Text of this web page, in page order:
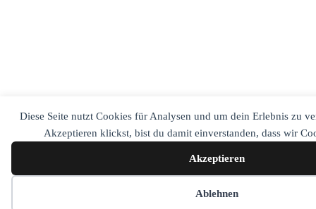
Diese Seite nutzt Cookies für Analysen und um dein Erlebnis zu
Akzeptieren klickst, bist du damit einverstanden, dass wir
Akzeptieren
Ablehnen